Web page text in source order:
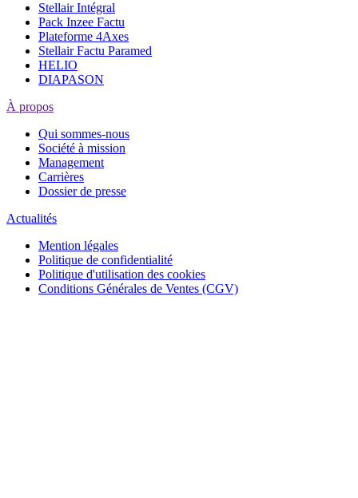
Stellair Intégral
Pack Inzee Factu
Plateforme 4Axes
Stellair Factu Paramed
HELIO
DIAPASON
À propos
Qui sommes-nous
Société à mission
Management
Carrières
Dossier de presse
Actualités
Mention légales
Politique de confidentialité
Politique d'utilisation des cookies
Conditions Générales de Ventes (CGV)